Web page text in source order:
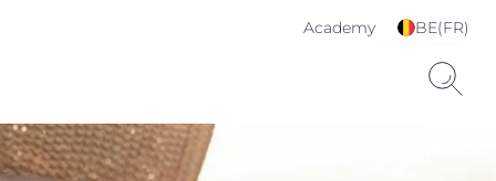
BE(FR)
Choisissez votre langue
& pays
Academy